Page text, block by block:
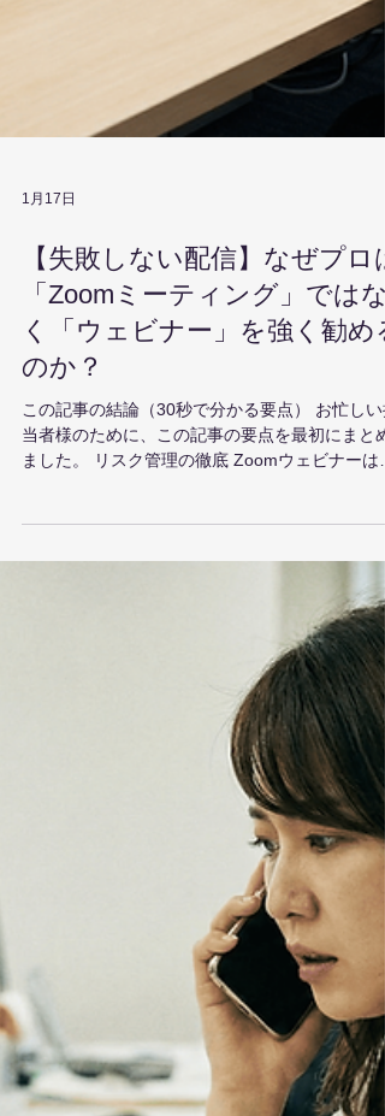
1月17日
【失敗しない配信】なぜプロ
この記事の結論（30秒で分かる要点） お忙しい
当者様のために、この記事の要点を最初にまとめ
ました。 リスク管理の徹底 Zoomウェビナーは参
加者のマイク・カメラを強制オフにできるため、
「参加者の生活音が流れる」「誤って画面共有さ
れる」といった放送事故をUIレベルで防げます。
プロ品質の事前準備 「実践セッション（リハー
ルモード）」機能により、本番直前まで視聴者を
入れずに、主催者と業者だけで映像・音声の最終
チェックが可能です。 事務局業務の効率化 終了
に自動でアンケートページへ遷移させる機能があ
り、回答率が劇的に向上します。 オープンNEO
推奨 私たちは機材トラブル等のリスクをゼロに
づけるため、 独自の予備機材（ホットスタンバ
イ）と専門スタッフ2名体制 で、ウェビナーの機
を最大限に活かした「盤石な配信」を提供しま
す。 なぜ、大事な講演会やセミナーで「Zoomミ
ーティング」を使ってはいけないのか？ 「Zoom
ミーティングの方が普段使い慣れているし、ライ
センス料も安いから……」 コスト意識の高い担